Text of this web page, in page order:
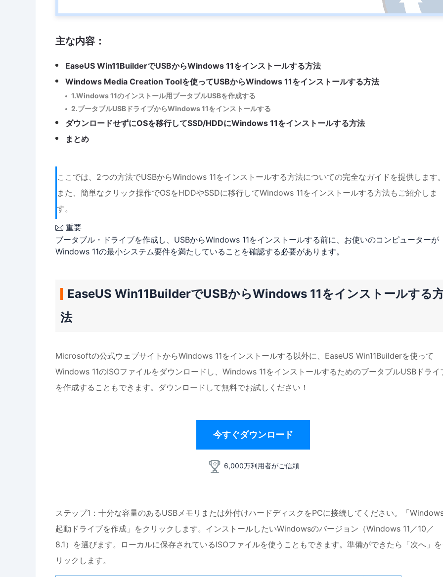
主な内容：
EaseUS Win11BuilderでUSBからWindows 11をインストールする方法
Windows Media Creation Toolを使ってUSBからWindows 11をインストールする方法
1.Windows 11のインストール用ブータブルUSBを作成する
2.ブータブルUSBドライブからWindows 11をインストールする
ダウンロードせずにOSを移行してSSD/HDDにWindows 11をインストールする方法
まとめ
ここでは、2つの方法でUSBからWindows 11をインストールする方法についての完全なガイドを提供します
また、簡単なクリック操作でOSをHDDやSSDに移行してWindows 11をインストールする方法もご紹介しま
す。
 重要
ブータブル・ドライブを作成し、USBからWindows 11をインストールする前に、お使いのコンピューターが
Windows 11の最小システム要件を満たしていることを確認する必要があります。
EaseUS Win11BuilderでUSBからWindows 11をインストールする
法
Microsoftの公式ウェブサイトからWindows 11をインストールする以外に、EaseUS Win11Builderを使って
Windows 11のISOファイルをダウンロードし、Windows 11をインストールするためのブータブルUSBドライ
を作成することもできます。ダウンロードして無料でお試しください！
今すぐダウンロード
6,000万利用者がご信頼
ステップ1：十分な容量のあるUSBメモリまたは外付けハードディスクをPCに接続してください。「
起動ドライブを作成」をクリックします。インストールしたいWindowsのバージョン（Windows 11／10／
8.1）を選びます。ローカルに保存されているISOファイルを使うこともできます。準備ができたら「次へ」
リックします。